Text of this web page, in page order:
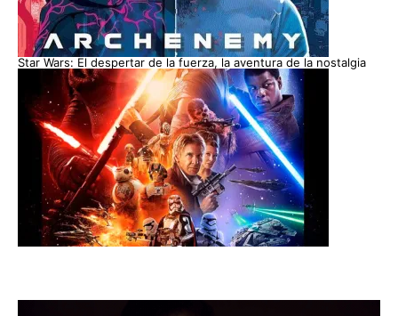
Star Wars: El despertar de la fuerza, la aventura de la nostalgia